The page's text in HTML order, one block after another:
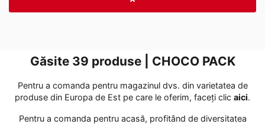
Găsite 39 produse | CHOCO PACK
Pentru a comanda pentru magazinul dvs. din varietatea de
produse din Europa de Est pe care le oferim, faceți clic aici․
Pentru a comanda pentru acasă, profitând de diversitatea